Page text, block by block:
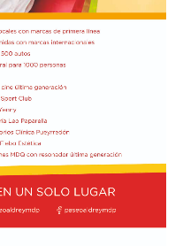
respuestas y
Algote. Se trata de un
en el que al
su propia creación
(incluye
de los 6 años.
deberán asistir
adulta (menores
$5.000). Las
boletería de lunes a